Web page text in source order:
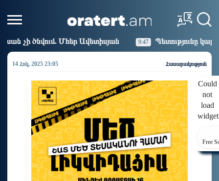
9:47 Պետությունը կարծիքներով չի
14 Հոկ, 2025 23:05 Հասարակություն
Could
not
load
Free